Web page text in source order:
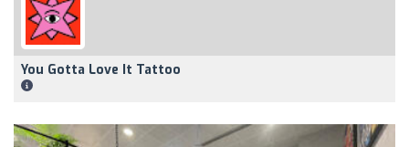
You Gotta Love It Tattoo